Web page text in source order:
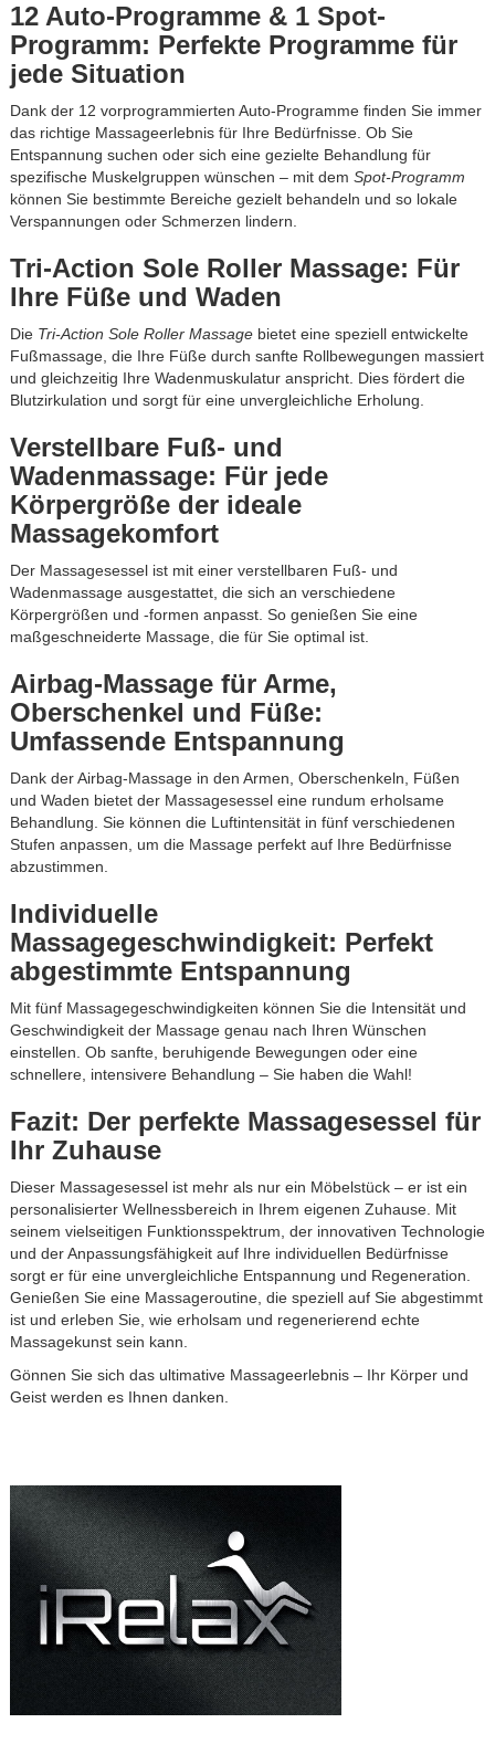
12 Auto-Programme & 1 Spot-
Programm: Perfekte Programme für
jede Situation
Dank der 12 vorprogrammierten Auto-Programme finden Sie immer
das richtige Massageerlebnis für Ihre Bedürfnisse. Ob Sie
Entspannung suchen oder sich eine gezielte Behandlung für
spezifische Muskelgruppen wünschen – mit dem Spot-Programm
können Sie bestimmte Bereiche gezielt behandeln und so lokale
Verspannungen oder Schmerzen lindern.
Tri-Action Sole Roller Massage: Für
Ihre Füße und Waden
Die Tri-Action Sole Roller Massagebietet eine speziell entwickelte
Fußmassage, die Ihre Füße durch sanfte Rollbewegungen massiert
und gleichzeitig Ihre Wadenmuskulatur anspricht. Dies fördert die
Blutzirkulation und sorgt für eine unvergleichliche Erholung.
Verstellbare Fuß- und
Wadenmassage: Für jede
Körpergröße der ideale
Massagekomfort
Der Massagesessel ist mit einer verstellbaren Fuß- und
Wadenmassage ausgestattet, die sich an verschiedene
Körpergrößen und -formen anpasst. So genießen Sie eine
maßgeschneiderte Massage, die für Sie optimal ist.
Airbag-Massage für Arme,
Oberschenkel und Füße:
Umfassende Entspannung
Dank der Airbag-Massage in den Armen, Oberschenkeln, Füßen
und Waden bietet der Massagesessel eine rundum erholsame
Behandlung. Sie können die Luftintensität in fünf verschiedenen
Stufen anpassen, um die Massage perfekt auf Ihre Bedürfnisse
abzustimmen.
Individuelle
Massagegeschwindigkeit: Perfekt
abgestimmte Entspannung
Mit fünf Massagegeschwindigkeiten können Sie die Intensität und
Geschwindigkeit der Massage genau nach Ihren Wünschen
einstellen. Ob sanfte, beruhigende Bewegungen oder eine
schnellere, intensivere Behandlung – Sie haben die Wahl!
Fazit: Der perfekte Massagesessel für
Ihr Zuhause
Dieser Massagesessel ist mehr als nur ein Möbelstück – er ist ein
personalisierter Wellnessbereich in Ihrem eigenen Zuhause. Mit
seinem vielseitigen Funktionsspektrum, der innovativen Technologie
und der Anpassungsfähigkeit auf Ihre individuellen Bedürfnisse
sorgt er für eine unvergleichliche Entspannung und Regeneration.
Genießen Sie eine Massageroutine, die speziell auf Sie abgestimmt
ist und erleben Sie, wie erholsam und regenerierend echte
Massagekunst sein kann.
Gönnen Sie sich das ultimative Massageerlebnis – Ihr Körper und
Geist werden es Ihnen danken.